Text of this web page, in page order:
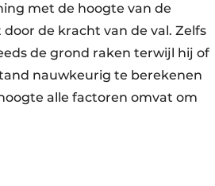
met de hoogte van de
de kracht van de val. Zelfs
de grond raken terwijl hij of
nauwkeurig te berekenen
alle factoren omvat om